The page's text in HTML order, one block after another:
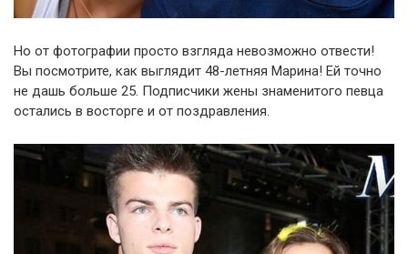
Но от фотографии просто взгляда невозможно отвести!
Вы посмотрите, как выглядит 48-летняя Марина! Ей точно
не дашь больше 25. Подписчики жены знаменитого певца
остались в восторге и от поздравления.